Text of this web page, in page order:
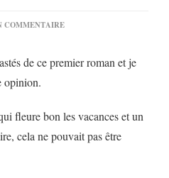
COMMENTAIRESUR
D’ELSA
de ce premier roman et je
opinion.
fleure bon les vacances et un
cela ne pouvait pas être